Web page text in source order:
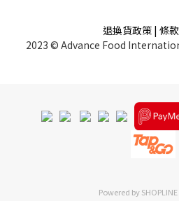
退換貨政策 | 條
2023 © Advance Food
Powered by